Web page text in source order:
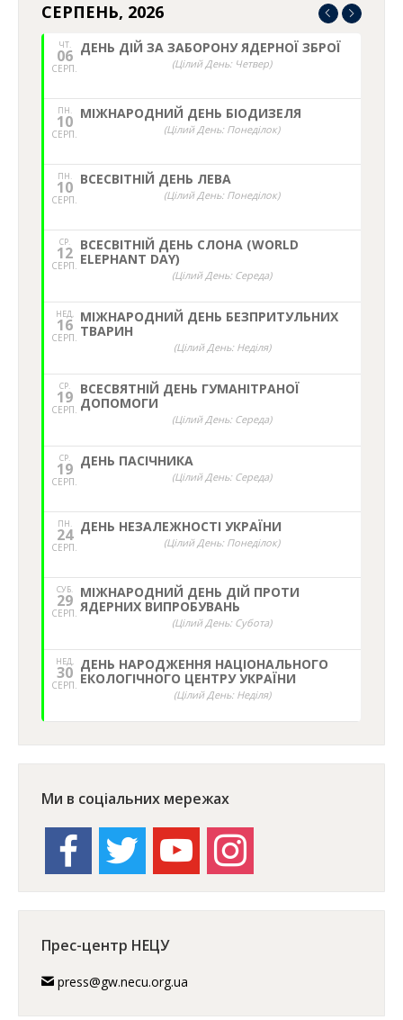
СЕРПЕНЬ, 2026
ЧТ.
06
СЕРП.
ДЕНЬ ДІЙ ЗА ЗАБОРОНУ ЯДЕРНОЇ ЗБРОЇ
(Цілий День: Четвер)
ПН.
10
СЕРП.
МІЖНАРОДНИЙ ДЕНЬ БІОДИЗЕЛЯ
(Цілий День: Понеділок)
ПН.
10
СЕРП.
ВСЕСВІТНІЙ ДЕНЬ ЛЕВА
(Цілий День: Понеділок)
СР.
12
СЕРП.
ВСЕСВІТНІЙ ДЕНЬ СЛОНА (WORLD
ELEPHANT DAY)
(Цілий День: Середа)
НЕД,
16
СЕРП.
МІЖНАРОДНИЙ ДЕНЬ БЕЗПРИТУЛЬНИХ
ТВАРИН
(Цілий День: Неділя)
СР.
19
СЕРП.
ВСЕСВЯТНІЙ ДЕНЬ ГУМАНІТРАНОЇ
ДОПОМОГИ
(Цілий День: Середа)
СР.
19
СЕРП.
ДЕНЬ ПАСІЧНИКА
(Цілий День: Середа)
ПН.
24
СЕРП.
ДЕНЬ НЕЗАЛЕЖНОСТІ УКРАЇНИ
(Цілий День: Понеділок)
СУБ.
29
СЕРП.
МІЖНАРОДНИЙ ДЕНЬ ДІЙ ПРОТИ
ЯДЕРНИХ ВИПРОБУВАНЬ
(Цілий День: Субота)
НЕД,
30
СЕРП.
ДЕНЬ НАРОДЖЕННЯ НАЦІОНАЛЬНОГО
ЕКОЛОГІЧНОГО ЦЕНТРУ УКРАЇНИ
(Цілий День: Неділя)
Ми в соціальних мережах
facebook twitter youtube instagram
Прес-центр НЕЦУ
press@gw.necu.org.ua